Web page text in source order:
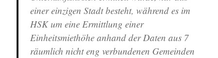
einer einzigen Stadt besteht, während es im
HSK um eine Ermittlung einer
Einheitsmiethöhe anhand der Daten aus 7
räumlich nicht eng verbundenen Gemeinden